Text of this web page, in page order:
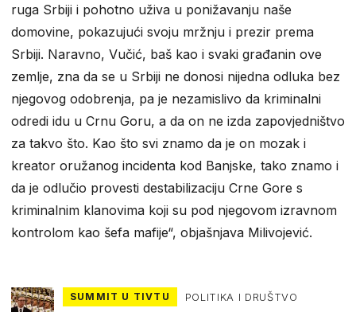
ruga Srbiji i pohotno uživa u ponižavanju naše
domovine, pokazujući svoju mržnju i prezir prema
Srbiji. Naravno, Vučić, baš kao i svaki građanin ove
zemlje, zna da se u Srbiji ne donosi nijedna odluka bez
njegovog odobrenja, pa je nezamislivo da kriminalni
odredi idu u Crnu Goru, a da on ne izda zapovjedništvo
za takvo što. Kao što svi znamo da je on mozak i
kreator oružanog incidenta kod Banjske, tako znamo i
da je odlučio provesti destabilizaciju Crne Gore s
kriminalnim klanovima koji su pod njegovom izravnom
kontrolom kao šefa mafije“, objašnjava Milivojević.
SUMMIT U TIVTU POLITIKA I DRUŠTVO